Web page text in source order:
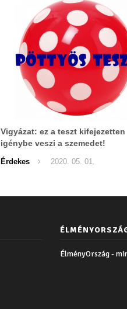
Vigyázat: ez a teszt kifejezetten
igénybe veszi a szemedet!
Érdekes 2020. 05. 01.
ÉlményOrszág -